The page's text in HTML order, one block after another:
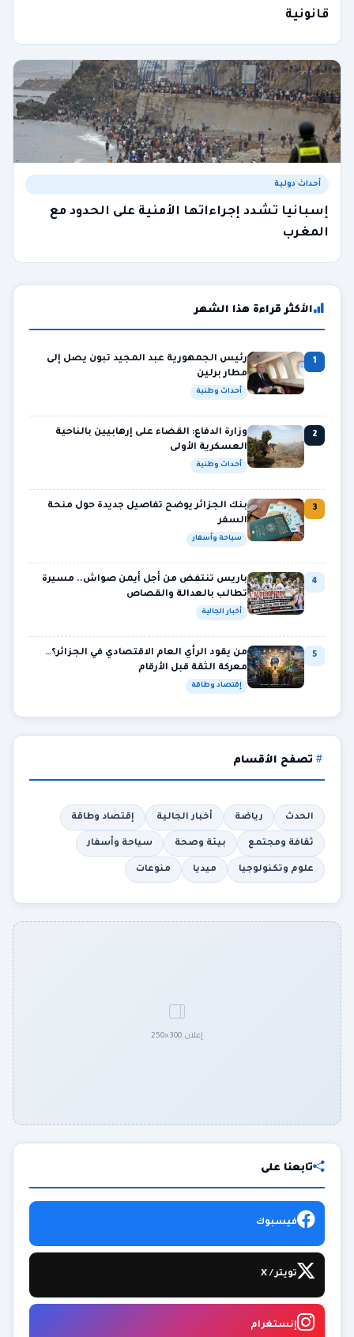
قانونية
أحداث دولية
إسبانيا تشدد إجراءاتها الأمنية على الحدود مع
المغرب
الأكثر قراءة هذا الشهر
1
رئيس الجمهورية عبد المجيد تبون يصل إلى
مطار برلين
أحداث وطنية
2
وزارة الدفاع: القضاء على إرهابيين بالناحية
العسكرية الأولى
أحداث وطنية
3
بنك الجزائر يوضح تفاصيل جديدة حول منحة
السفر
سياحة وأسفار
4
باريس تنتفض من أجل أيمن صواش.. مسيرة
تطالب بالعدالة والقصاص
أخبار الجالية
5
من يقود الرأي العام الاقتصادي في الجزائر؟…
معركة الثقة قبل الأرقام
إقتصاد وطاقة
تصفح الأقسام
الحدث رياضة أخبار الجالية إقتصاد وطاقة
ثقافة ومجتمع بيئة وصحة سياحة وأسفار
علوم وتكنولوجيا ميديا منوعات
إعلان 300×250
تابعنا على
فيسبوك
تويتر / X
إنستغرام